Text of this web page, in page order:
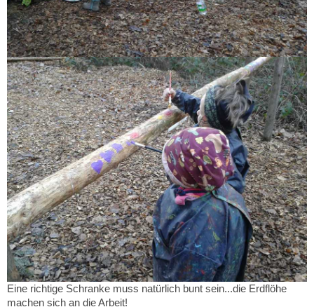
Eine richtige Schranke muss natürlich bunt sein...die Erdflöhe
machen sich an die Arbeit!